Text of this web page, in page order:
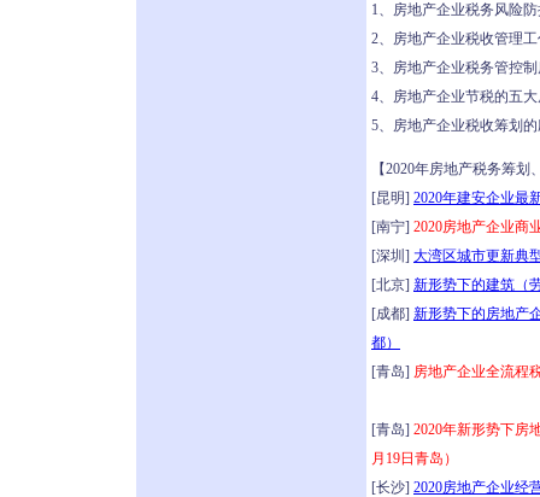
1、房地产企业税务风险
2、房地产企业税收管理
3、房地产企业税务管控
4、房地产企业节税的五
5、房地产企业税收筹划
【2020年房地产税务筹
[昆明] 2020年建安企业最
[南宁] 2020房地产企业商
[深圳] 大湾区城市更新典
[北京] 新形势下的建筑（
[成都] 新形势下的房地产
都）
[青岛] 房地产企业全流程
[青岛] 2020年新形势下房
月19日青岛）
[长沙] 2020房地产企业经